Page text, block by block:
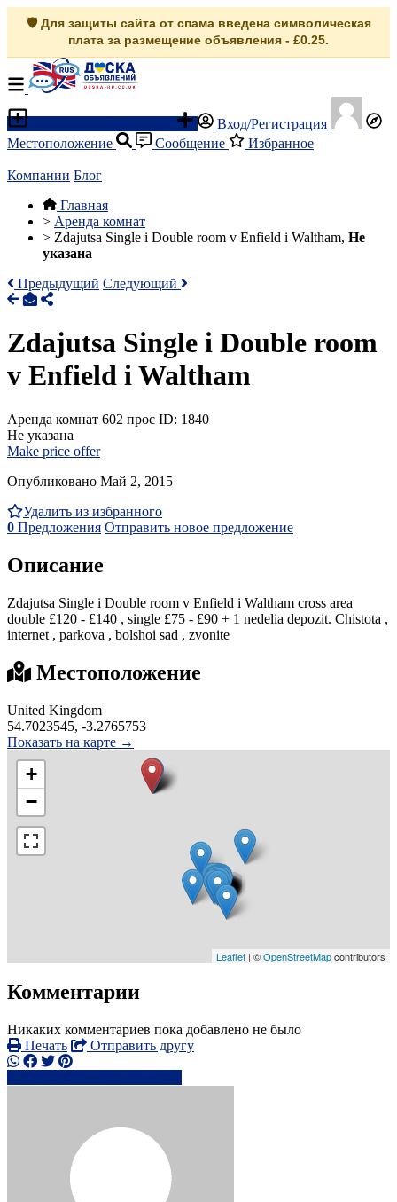
🛡️ Для защиты сайта от спама введена символическая
плата за размещение объявления - £0.25.
Вход/Регистрация
Местоположение
Сообщение Избранное
Компании Блог
Главная
> Аренда комнат
> Zdajutsa Single i Double room v Enfield i Waltham, Не
указана
Предыдущий Следующий
Zdajutsa Single i Double room
v Enfield i Waltham
Аренда комнат 602 прос ID: 1840
Не указана
Make price offer
Опубликовано Май 2, 2015
Удалить из избранного
0 Предложения Отправить новое предложение
Описание
Zdajutsa Single i Double room v Enfield i Waltham cross area
double £120 - £140 , single £75 - £90 + 1 nedelia depozit. Chistota ,
internet , parkova , bolshoi sad , zvonite
Местоположение
United Kingdom
54.7023545, -3.2765753
Показать на карте →
+
−
Leaflet | ©OpenStreetMapcontributors
Комментарии
Никаких комментариев пока добавлено не было
Печать
Отправить другу